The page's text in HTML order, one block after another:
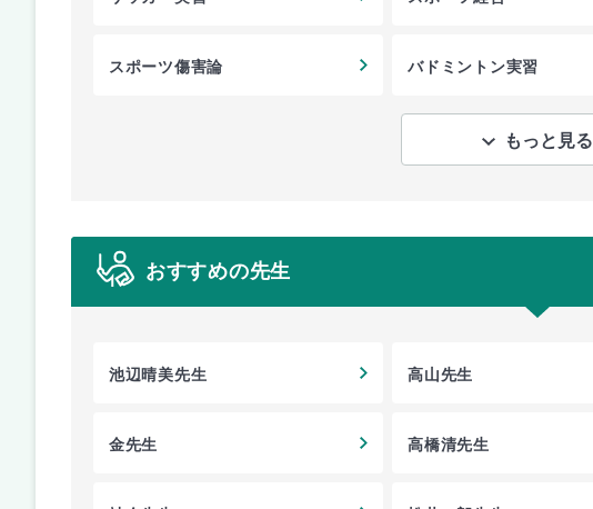
スポーツ傷害論 バドミントン実習
もっと見る
おすすめの先生
池辺晴美先生 高山先生
金先生 高橋清先生